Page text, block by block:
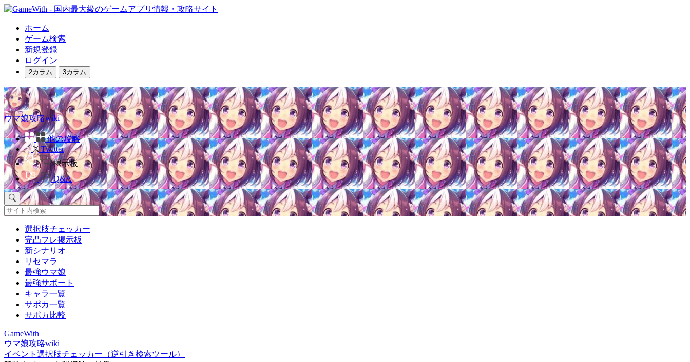
ホーム
ゲーム検索
新規登録
ログイン
2カラム 3カラム
ウマ娘攻略wiki
他の攻略
Twitter
掲示板
Q&A
選択肢チェッカー
完凸フレ掲示板
新シナリオ
リセマラ
最強ウマ娘
最強サポート
キャラ一覧
サポカ一覧
サポカ比較
GameWith
ウマ娘攻略wiki
イベント選択肢チェッカー（逆引き検索ツール）